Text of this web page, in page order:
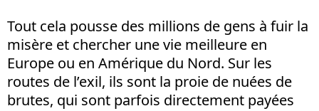
Tout cela pousse des millions de gens à fuir la
misère et chercher une vie meilleure en
Europe ou en Amérique du Nord. Sur les
routes de l’exil, ils sont la proie de nuées de
brutes, qui sont parfois directement payées